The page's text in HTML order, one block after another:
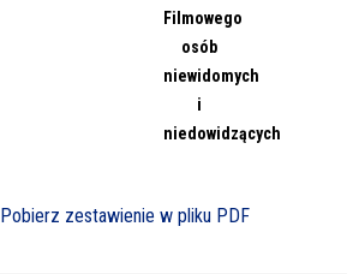
Filmowego
osób
niewidomych
i
niedowidzących
Pobierz zestawienie w pliku PDF